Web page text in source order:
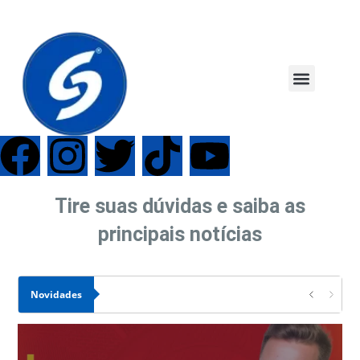
Tire suas dúvidas e saiba as
principais notícias
Novidades